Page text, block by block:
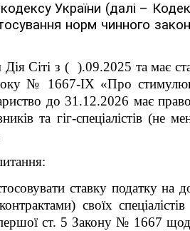
України (далі –
норм чинного
Сіті з ( ).09.2025 та має
№ 1667-ІХ «Про
до 31.12.2026 має
та гіг-спеціалістів (не
ставку податку на
своїх
ст. 5 Закону № 1667